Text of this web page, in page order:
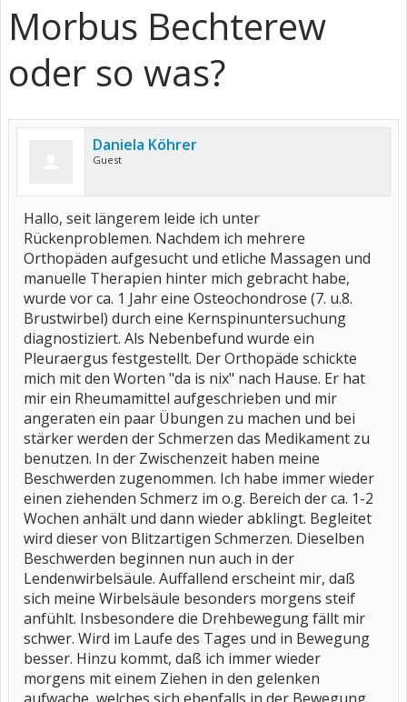
Morbus Bechterew
oder so was?
Daniela Köhrer
Guest
Hallo, seit längerem leide ich unter
Rückenproblemen. Nachdem ich mehrere
Orthopäden aufgesucht und etliche Massagen und
manuelle Therapien hinter mich gebracht habe,
wurde vor ca. 1 Jahr eine Osteochondrose (7. u.8.
Brustwirbel) durch eine Kernspinuntersuchung
diagnostiziert. Als Nebenbefund wurde ein
Pleuraergus festgestellt. Der Orthopäde schickte
mich mit den Worten "da is nix" nach Hause. Er hat
mir ein Rheumamittel aufgeschrieben und mir
angeraten ein paar Übungen zu machen und bei
stärker werden der Schmerzen das Medikament zu
benutzen. In der Zwischenzeit haben meine
Beschwerden zugenommen. Ich habe immer wieder
einen ziehenden Schmerz im o.g. Bereich der ca. 1-2
Wochen anhält und dann wieder abklingt. Begleitet
wird dieser von Blitzartigen Schmerzen. Dieselben
Beschwerden beginnen nun auch in der
Lendenwirbelsäule. Auffallend erscheint mir, daß
sich meine Wirbelsäule besonders morgens steif
anfühlt. Insbesondere die Drehbewegung fällt mir
schwer. Wird im Laufe des Tages und in Bewegung
besser. Hinzu kommt, daß ich immer wieder
morgens mit einem Ziehen in den gelenken